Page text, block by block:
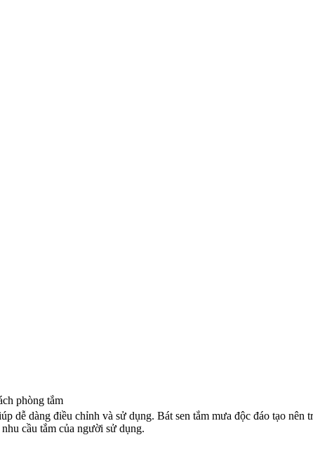
phòng tắm
dễ dàng điều chỉnh và sử dụng. Bát sen tắm mưa độc đáo tạo
cầu tắm của người sử dụng.